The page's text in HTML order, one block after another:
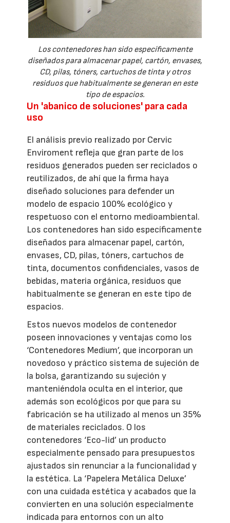
Los contenedores han sido específicamente
diseñados para almacenar papel, cartón, envases,
CD, pilas, tóners, cartuchos de tinta y otros
residuos que habitualmente se generan en este
tipo de espacios.
Un 'abanico de soluciones' para cada
uso
El análisis previo realizado por Cervic
Enviroment refleja que gran parte de los
residuos generados pueden ser reciclados o
reutilizados, de ahí que la firma haya
diseñado soluciones para defender un
modelo de espacio 100% ecológico y
respetuoso con el entorno medioambiental.
Los contenedores han sido específicamente
diseñados para almacenar papel, cartón,
envases, CD, pilas, tóners, cartuchos de
tinta, documentos confidenciales, vasos de
bebidas, materia orgánica, residuos que
habitualmente se generan en este tipo de
espacios.
Estos nuevos modelos de contenedor
poseen innovaciones y ventajas como los
‘Contenedores Medium’, que incorporan un
novedoso y práctico sistema de sujeción de
la bolsa, garantizando su sujeción y
manteniéndola oculta en el interior, que
además son ecológicos por que para su
fabricación se ha utilizado al menos un 35%
de materiales reciclados. O los
contenedores ‘Eco-lid’ un producto
especialmente pensado para presupuestos
ajustados sin renunciar a la funcionalidad y
la estética. La ‘Papelera Metálica Deluxe’
con una cuidada estética y acabados que la
convierten en una solución especialmente
indicada para entornos con un alto